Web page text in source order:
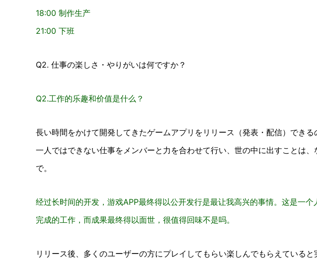
18:00 制作生产
21:00 下班
Q2. 仕事の楽しさ・やりがいは何ですか？
Q2.工作的乐趣和价值是什么？
長い時間をかけて開発してきたゲームアプリをリリース（発表・配信）できる
一人ではできない仕事をメンバーと力を合わせて行い、世の中に出すことは
で。
经过长时间的开发，游戏APP最终得以公开发行是最让我高兴的事情。这是一
完成的工作，而成果最终得以面世，很值得回味不是吗。
リリース後、多くのユーザーの方にプレイしてもらい楽しんでもらえている